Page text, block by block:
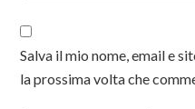
Salva il mio nome, email e
la prossima volta che